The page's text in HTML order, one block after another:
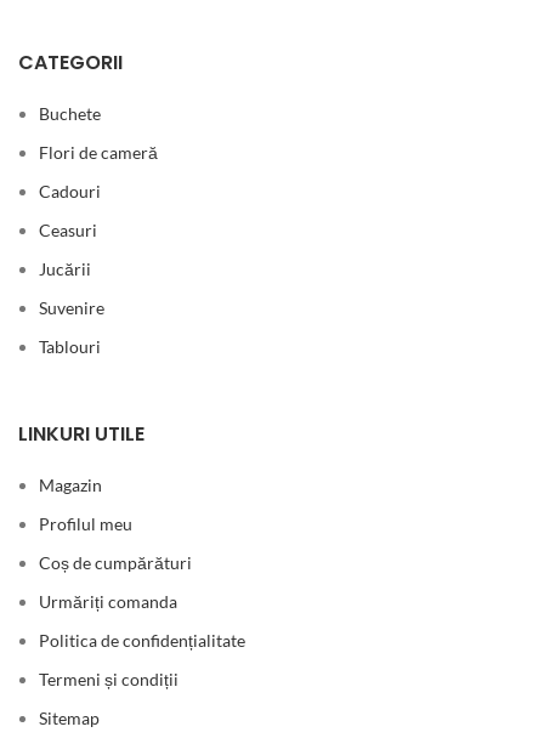
CATEGORII
Buchete
Flori de cameră
Cadouri
Ceasuri
Jucării
Suvenire
Tablouri
LINKURI UTILE
Magazin
Profilul meu
Coș de cumpărături
Urmăriți comanda
Politica de confidențialitate
Termeni și condiții
Sitemap